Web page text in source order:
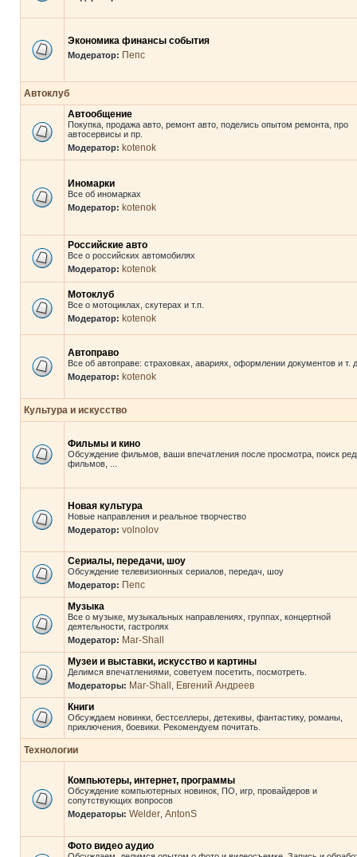
Экономика финансы события
Модератор: Пепс
Автоклуб
Автообщение
Покупка, продажа авто, ремонт авто, поделись опытом ремонта, про
автосервисы и пр.
Модератор: kotenok
Иномарки
Все об иномарках
Модератор: kotenok
Российские авто
Все о российских автомобилях
Модератор: kotenok
Мотоклуб
Все о мотоциклах, скутерах и т.п.
Модератор: kotenok
Автоправо
Все об автоправе: страховках, авариях, оформлении документов и т.
Модератор: kotenok
Культура и искусство
Фильмы и кино
Обсуждение фильмов, ваши впечатления после просмотра, поиск
фильмов, ...
Новая культура
Новые направления и реальное творчество
Модератор: volnolov
Сериалы, передачи, шоу
Обсуждение телевизионных сериалов, передач, шоу
Модератор: Пепс
Музыка
Все о музыке, музыкальных направлениях, группах, концертной
деятельности, гастролях
Модератор: Mar-Shall
Музеи и выставки, искусство и картины
Делимся впечатлениями, советуем посетить, посмотреть.
Модераторы: Mar-Shall
Евгений Андреев
Книги
Обсуждаем новинки, бестселлеры, детекивы, фантастику, романы,
приключения, боевики. Рекомендуем почитать.
Технологии
Компьютеры, интернет, программы
Обсуждение компьютерных новинок, ПО, игр, провайдеров и
сопутствующих вопросов
Модераторы: Welder AntonS
Фото видео аудио